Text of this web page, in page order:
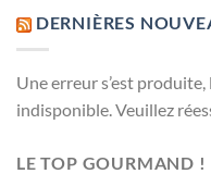
DERNIÈRES
Une erreur s’est
indisponible. Veuillez
LE TOP GOURMAND !